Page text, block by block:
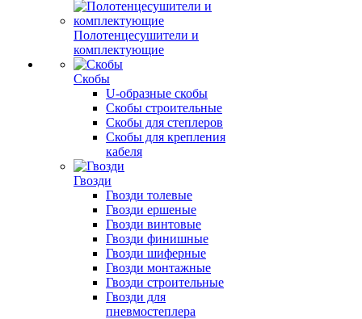
Полотенцесушители и
комплектующие
Скобы
U-образные скобы
Скобы строительные
Скобы для степлеров
Скобы для крепления
кабеля
Гвозди
Гвозди толевые
Гвозди ершеные
Гвозди винтовые
Гвозди финишные
Гвозди шиферные
Гвозди монтажные
Гвозди строительные
Гвозди для
пневмостеплера